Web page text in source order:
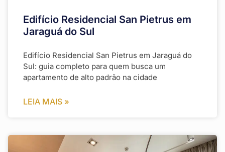
Edifício Residencial San Pietrus em
Jaraguá do Sul
Edifício Residencial San Pietrus em Jaraguá do
Sul: guia completo para quem busca um
apartamento de alto padrão na cidade
LEIA MAIS »